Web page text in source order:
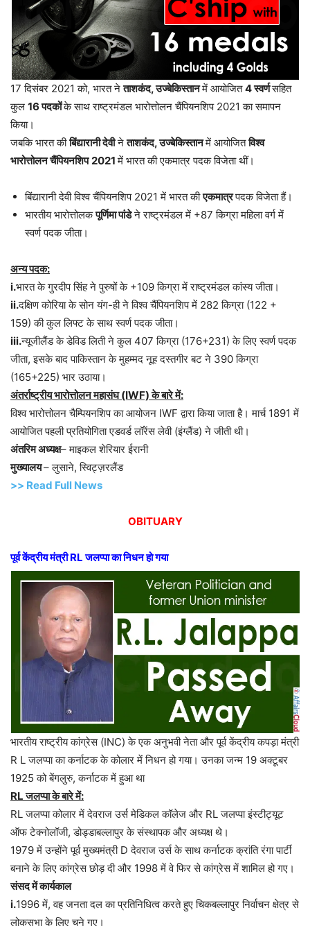
17 दिसंबर 2021 को, भारत नेताशकंद, उज्बेकिस्तानमें आयोजित4 स्वर्णसहित
कुल 16 पदकोंके साथ राष्ट्रमंडल भारोत्तोलन चैंपियनशिप 2021 का समापन
किया।
जबकि भारत कीबिंद्यारानी देवीनेताशकंद, उज्बेकिस्तानमें आयोजितविश्व
भारोत्तोलन चैंपियनशिप 2021में भारत की एकमात्र पदक विजेता थीं।
बिंद्यारानी देवी विश्व चैंपियनशिप 2021 में भारत कीएकमात्रपदक विजेता हैं।
भारतीय भारोत्तोलकपूर्णिमा पांडेने राष्ट्रमंडल में +87 किग्रा महिला वर्ग में
स्वर्ण पदक जीता।
अन्य पदक:
i.भारत के गुरदीप सिंह ने पुरुषों के +109 किग्रा में राष्ट्रमंडल कांस्य जीता।
ii.दक्षिण कोरिया के सोन यंग-ही ने विश्व चैंपियनशिप में 282 किग्रा (122 +
159) की कुल लिफ्ट के साथ स्वर्ण पदक जीता।
iii.न्यूजीलैंड के डेविड लिती ने कुल 407 किग्रा (176+231) के लिए स्वर्ण पदक
जीता, इसके बाद पाकिस्तान के मुहम्मद नूह दस्तगीर बट ने 390 किग्रा
(165+225) भार उठाया।
अंतर्राष्ट्रीय भारोत्तोलन महासंघ (IWF) के बारे में:
विश्व भारोत्तोलन चैम्पियनशिप का आयोजन IWF द्वारा किया जाता है। मार्च 1891 में
आयोजित पहली प्रतियोगिता एडवर्ड लॉरेंस लेवी (इंग्लैंड) ने जीती थी।
अंतरिम अध्यक्ष– माइकल शेरियार ईरानी
मुख्यालय– लुसाने, स्विट्ज़रलैंड
>> Read Full News
OBITUARY
पूर्व केंद्रीय मंत्री RL जलप्पा का निधन हो गया
भारतीय राष्ट्रीय कांग्रेस (INC) के एक अनुभवी नेता और पूर्व केंद्रीय कपड़ा मंत्री
R L जलप्पा का कर्नाटक के कोलार में निधन हो गया। उनका जन्म 19 अक्टूबर
1925 को बेंगलुरु, कर्नाटक में हुआ था
RL जलप्पा के बारे में:
RL जलप्पा कोलार में देवराज उर्स मेडिकल कॉलेज और RL जलप्पा इंस्टीट्यूट
ऑफ टेक्नोलॉजी, डोड्डाबल्लापुर के संस्थापक और अध्यक्ष थे।
1979 में उन्होंने पूर्व मुख्यमंत्री D देवराज उर्स के साथ कर्नाटक क्रांति रंगा पार्टी
बनाने के लिए कांग्रेस छोड़ दी और 1998 में वे फिर से कांग्रेस में शामिल हो गए।
संसद में कार्यकाल
i.1996 में, वह जनता दल का प्रतिनिधित्व करते हुए चिकबल्लापुर निर्वाचन क्षेत्र से
लोकसभा के लिए चुने गए।